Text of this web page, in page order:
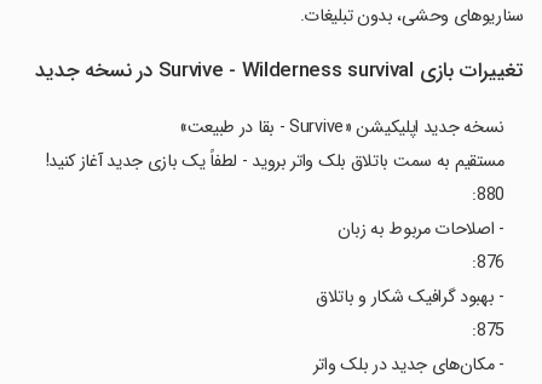
سناریوهای وحشی، بدون تبلیغات.
تغییرات بازی Survive - Wilderness survival در نسخه جدید
نسخه جدید اپلیکیشن «Survive - بقا در طبیعت»
مستقیم به سمت باتلاق بلک واتر بروید - لطفاً یک بازی جدید آغاز کنید!
880:
- اصلاحات مربوط به زبان
876:
- بهبود گرافیک شکار و باتلاق
875:
- مکان‌های جدید در بلک واتر